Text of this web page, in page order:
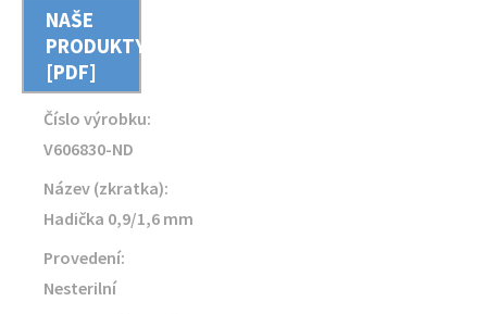
NAŠE
PRODUKTY
[PDF]
Číslo výrobku:
V606830-ND
Název (zkratka):
Hadička 0,9/1,6 mm
Provedení:
Nesterilní